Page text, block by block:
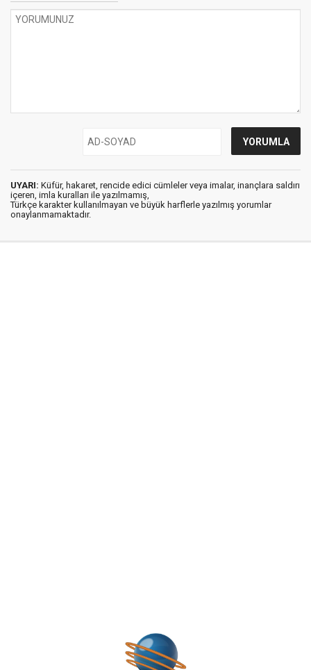
UYARI: Küfür, hakaret, rencide edici cümleler veya imalar, inançlara saldırı
içeren, imla kuralları ile yazılmamış,
Türkçe karakter kullanılmayan ve büyük harflerle yazılmış yorumlar
onaylanmamaktadır.